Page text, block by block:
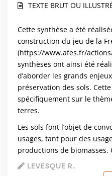
TEXTE BRUT OU
Cette synthèse a été
construction du jeu de la
(https://www.afes.fr/
synthèses ont ainsi été
d’aborder les grands
préservation des sols.
spécifiquement sur le
terres.
Les sols font l’objet de
usages, tant pour des
productions de biomasses.
LEVESQUE R.